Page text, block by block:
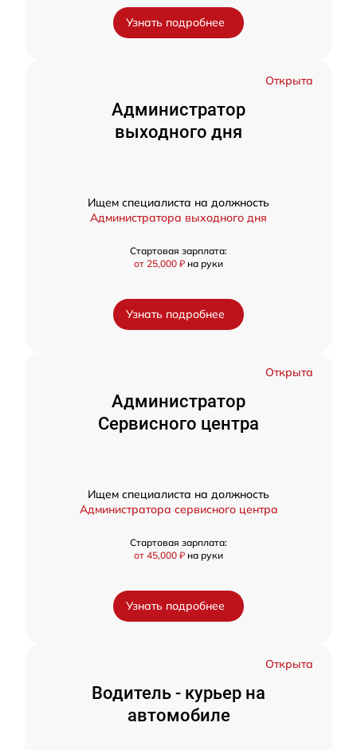
Узнать подробнее
Открыта
Администратор
выходного дня
Ищем специалиста на должность
Администратора выходного дня
Стартовая зарплата:
от 25,000 ₽ на руки
Узнать подробнее
Открыта
Администратор
Сервисного центра
Ищем специалиста на должность
Администратора сервисного центра
Стартовая зарплата:
от 45,000 ₽ на руки
Узнать подробнее
Открыта
Водитель - курьер на
автомобиле